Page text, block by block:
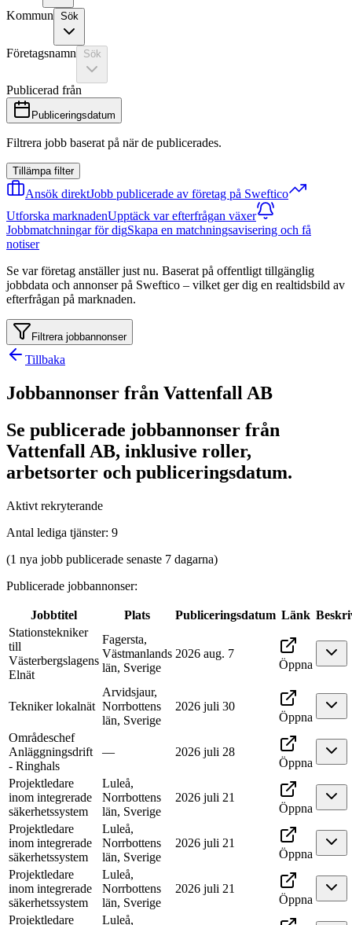
Kommun Sök
Företagsnamn Sök
Publicerad från
Publiceringsdatum
Filtrera jobb baserat på när de publicerades.
Tillämpa filter
Ansök direktJobb publicerade av företag på Sweftico
Utforska marknadenUpptäck var efterfrågan växer
Jobbmatchningar för digSkapa en matchningsavisering och få
notiser
Se var företag anställer just nu. Baserat på offentligt tillgänglig
jobbdata och annonser på Sweftico – vilket ger dig en realtidsbild av
efterfrågan på marknaden.
Filtrera jobbannonser
Tillbaka
Jobbannonser från Vattenfall AB
Se publicerade jobbannonser från
Vattenfall AB, inklusive roller,
arbetsorter och publiceringsdatum.
Aktivt rekryterande
Antal lediga tjänster: 9
(1 nya jobb publicerade senaste 7 dagarna)
Publicerade jobbannonser:
Jobbtitel Plats Publiceringsdatum Länk
Stationstekniker
till
Västerbergslagens
Elnät
Fagersta,
Västmanlands
län, Sverige
2026 aug. 7
Öppna
Tekniker lokalnät
Arvidsjaur,
Norrbottens
län, Sverige
2026 juli 30
Öppna
Områdeschef
Anläggningsdrift
- Ringhals
—
2026 juli 28
Öppna
Projektledare
inom integrerade
säkerhetssystem
Luleå,
Norrbottens
län, Sverige
2026 juli 21
Öppna
Projektledare
inom integrerade
säkerhetssystem
Luleå,
Norrbottens
län, Sverige
2026 juli 21
Öppna
Projektledare
inom integrerade
säkerhetssystem
Luleå,
Norrbottens
län, Sverige
2026 juli 21
Öppna
Projektledare
Luleå,